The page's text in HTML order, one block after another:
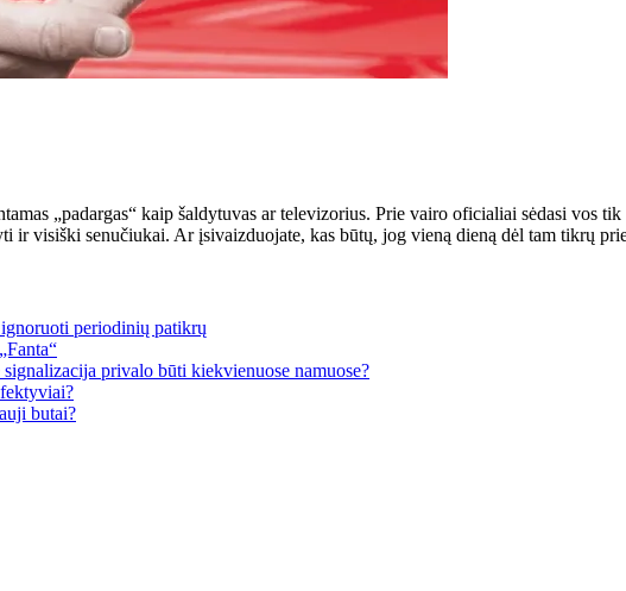
„padargas“ kaip šaldytuvas ar televizorius. Prie vairo oficialiai sėdasi vos
ir visiški senučiukai. Ar įsivaizduojate, kas būtų, jog vieną dieną dėl tam tikrų
periodinių patikrų
privalo būti kiekvienuose namuose?
butai?